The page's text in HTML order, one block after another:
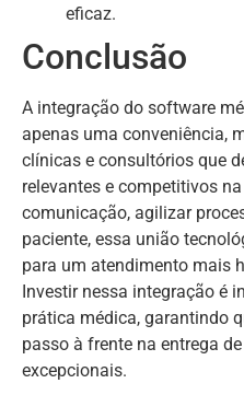
eficaz.
Conclusão
A integração do software
apenas uma conveniência,
clínicas e consultórios que
relevantes e competitivos
comunicação, agilizar
paciente, essa união
para um atendimento mais
Investir nessa integração é
prática médica, garantindo
passo à frente na entrega
excepcionais.